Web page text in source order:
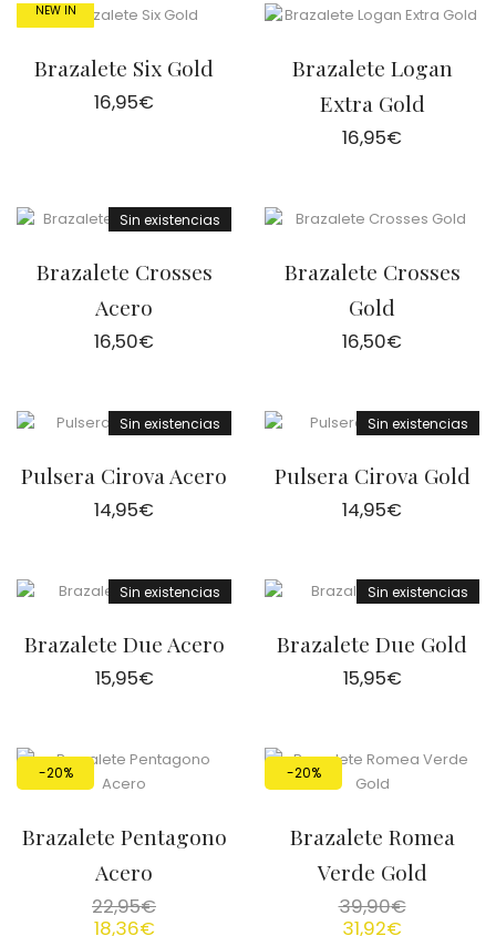
NEW IN
Brazalete Six Gold
16,95€
Brazalete Logan
Extra Gold
16,95€
Sin existencias
Brazalete Crosses
Acero
16,50€
Brazalete Crosses
Gold
16,50€
Sin existencias
Pulsera Cirova Acero
14,95€
Sin existencias
Pulsera Cirova Gold
14,95€
Sin existencias
Brazalete Due Acero
15,95€
Sin existencias
Brazalete Due Gold
15,95€
-20%
Brazalete Pentagono
Acero
22,95€
18,36€
-20%
Brazalete Romea
Verde Gold
39,90€
31,92€